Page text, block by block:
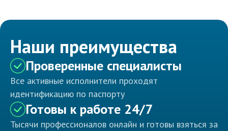
Наши преимущества
Проверенные специалисты
Все активные исполнители проходят
идентификацию по паспорту
Готовы к работе 24/7
Тысячи профессионалов онлайн и готовы взяться за